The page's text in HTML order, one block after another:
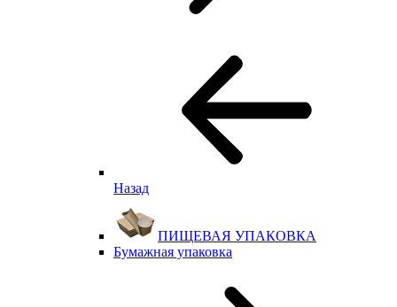
Назад
ПИЩЕВАЯ УПАКОВКА
Бумажная упаковка